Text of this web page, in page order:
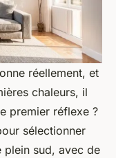
réellement, et
chaleurs, il
premier réflexe ?
sélectionner
plein sud, avec de